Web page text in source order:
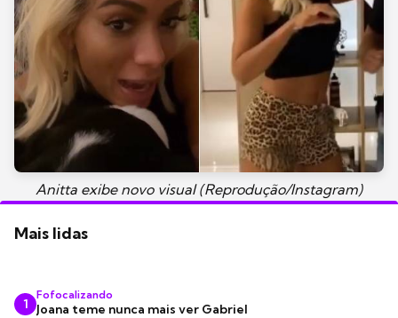
Anitta exibe novo visual (Reprodução/Instagram)
Mais lidas
1
Fofocalizando
Joana teme nunca mais ver Gabriel